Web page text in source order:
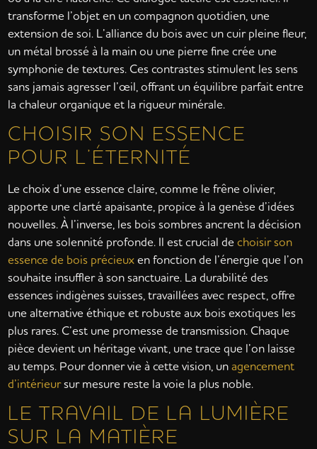
transforme l’objet en un compagnon quotidien, une
extension de soi. L’alliance du bois avec un cuir pleine fleur,
un métal brossé à la main ou une pierre fine crée une
symphonie de textures. Ces contrastes stimulent les sens
sans jamais agresser l’œil, offrant un équilibre parfait entre
la chaleur organique et la rigueur minérale.
CHOISIR SON ESSENCE
POUR L’ÉTERNITÉ
Le choix d’une essence claire, comme le frêne olivier,
apporte une clarté apaisante, propice à la genèse d’idées
nouvelles. À l’inverse, les bois sombres ancrent la décision
dans une solennité profonde. Il est crucial dechoisir son
essence de bois précieuxen fonction de l’énergie que l’on
souhaite insuffler à son sanctuaire. La durabilité des
essences indigènes suisses, travaillées avec respect, offre
une alternative éthique et robuste aux bois exotiques les
plus rares. C’est une promesse de transmission. Chaque
pièce devient un héritage vivant, une trace que l’on laisse
au temps. Pour donner vie à cette vision, unagencement
d’intérieursur mesure reste la voie la plus noble.
LE TRAVAIL DE LA LUMIÈRE
SUR LA MATIÈRE